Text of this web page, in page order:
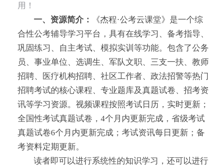
用！
一、资源简介 ：
《杰程·公考云课堂》是一个综
合性公考辅导学习平台，具有在线学习、备考指导、
巩固练习、自主考试、模拟实训等功能。包含了公务
员、事业单位、选调生、军队文职、三支一扶、教师
招聘、医疗机构招聘、社区工作者、政法招警等热门
招聘考试的核心课程、专业题库及真题试卷、招考资
讯等学习资源。视频课程按照考试日历，实时更新；
全国性考试真题试卷，4个月内更新完成，省级考试
真题试卷6个月内更新完成；考试资讯每日更新；备
考资料定期更新。
读者即可以进行系统性的知识学习，还可以进行